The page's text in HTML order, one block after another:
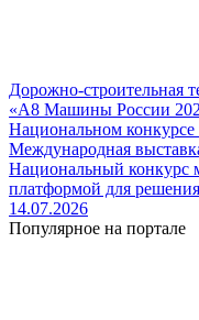
Дорожно-строительная
«А8 Машины России
Национальном конкурсе
Международная
Национальный конкурс
платформой для
14.07.2026
Популярное на портале